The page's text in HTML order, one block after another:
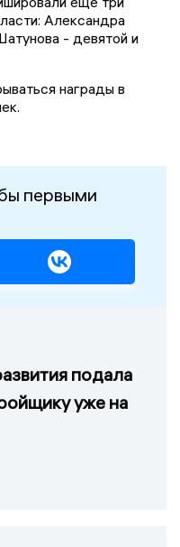
Александра
- девятой и
награды в
первыми
подала
уже на